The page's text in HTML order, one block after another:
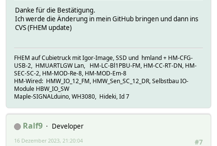
Danke für die Bestätigung.
Ich werde die Änderung in mein GitHub bringen und dann ins
CVS (FHEM update)
FHEM auf Cubietruck mit Igor-Image, SSD und hmland + HM-CFG-
USB-2, HMUARTLGW Lan, HM-LC-Bl1PBU-FM, HM-CC-RT-DN, HM-
SEC-SC-2, HM-MOD-Re-8, HM-MOD-Em-8
HM-Wired: HMW_IO_12_FM, HMW_Sen_SC_12_DR, Selbstbau IO-
Module HBW_IO_SW
Maple-SIGNALduino, WH3080, Hideki, Id 7
Ralf9
Developer
#7
16 Dezember 2023, 21:20:04